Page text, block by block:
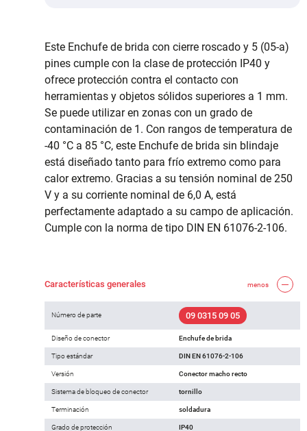
Este Enchufe de brida con cierre roscado y 5 (05-a)
pines cumple con la clase de protección IP40 y
ofrece protección contra el contacto con
herramientas y objetos sólidos superiores a 1 mm.
Se puede utilizar en zonas con un grado de
contaminación de 1. Con rangos de temperatura de
-40 °C a 85 °C, este Enchufe de brida sin blindaje
está diseñado tanto para frío extremo como para
calor extremo. Gracias a su tensión nominal de 250
V y a su corriente nominal de 6,0 A, está
perfectamente adaptado a su campo de aplicación.
Cumple con la norma de tipo DIN EN 61076-2-106.
Características generales menos
Número de parte 09 0315 09 05
Diseño de conector Enchufe de brida
Tipo estándar DIN EN 61076-2-106
Versión Conector macho recto
Sistema de bloqueo de conector tornillo
Terminación soldadura
Grado de protección IP40